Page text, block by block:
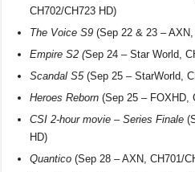
CH702/CH723 HD)
The Voice S9 (Sep 22 & 23 –
Empire S2 (Sep 24 – Star World,
Scandal S5(Sep 25 – StarWorld,
Heroes Reborn(Sep 25 – FOXHD,
CSI 2-hour movie – Series Finale
HD)
Quantico (Sep 28 – AXN, CH701/